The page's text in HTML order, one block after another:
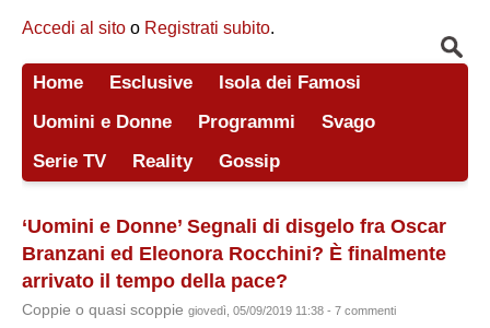
Accedi al sito o Registrati subito.
Home Esclusive
Isola dei Famosi
Uomini e Donne
Programmi
Svago
Serie TV
Reality Gossip
‘Uomini e Donne’ Segnali di disgelo fra Oscar
Branzani ed Eleonora Rocchini? È finalmente
arrivato il tempo della pace?
Coppie o quasi scoppie giovedì, 05/09/2019 11:38 - 7 commenti